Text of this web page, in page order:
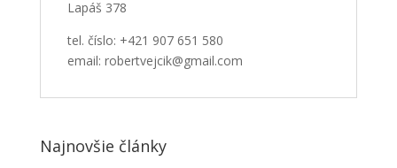
Lapáš 378
tel. číslo: +421 907 651 580
email: robertvejcik@gmail.com
Najnovšie články